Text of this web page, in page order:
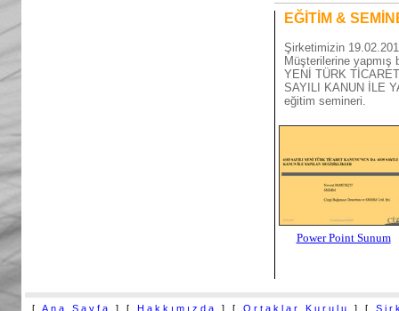
EĞİTİM &
Şirketimizin
Müşterilerine yapmış
YENİ TÜRK
SAYILI KANUN İLE
eğitim semineri.
Power Point Sunum
[ Ana Sayfa ] [ Hakkımızda ] [ Ortaklar Kurulu ] [